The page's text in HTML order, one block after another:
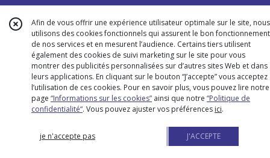
Navigation
Qui suis-je ?
Conditions générales de vente
Afin de vous offrir une expérience utilisateur optimale sur le site, nous
utilisons des cookies fonctionnels qui assurent le bon fonctionnement
de nos services et en mesurent l’audience. Certains tiers utilisent
également des cookies de suivi marketing sur le site pour vous
montrer des publicités personnalisées sur d’autres sites Web et dans
leurs applications. En cliquant sur le bouton “J’accepte” vous acceptez
l’utilisation de ces cookies. Pour en savoir plus, vous pouvez lire notre
page “Informations sur les cookies” ainsi que notre “Politique de
confidentialité“. Vous pouvez ajuster vos préférences ici.
je n'accepte pas J'ACCEPTE